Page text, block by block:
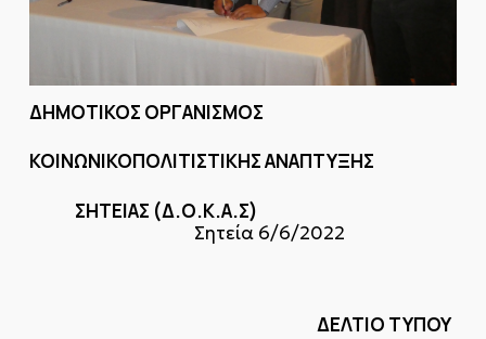
ΔΗΜΟΤΙΚΟΣ ΟΡΓΑΝΙΣΜΟΣ
ΚΟΙΝΩΝΙΚΟΠΟΛΙΤΙΣΤΙΚΗΣ ΑΝΑΠΤΥΞΗΣ
ΣΗΤΕΙΑΣ (Δ.Ο.Κ.Α.Σ)
Σητεία 6/6/2022
ΔΕΛΤΙΟ ΤΥΠΟΥ